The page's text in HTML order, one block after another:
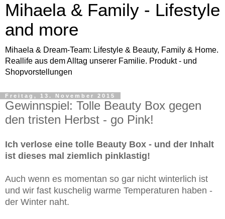
Mihaela & Family - Lifestyle
and more
Mihaela & Dream-Team: Lifestyle & Beauty, Family & Home.
Reallife aus dem Alltag unserer Familie. Produkt - und
Shopvorstellungen
Freitag, 13. November 2015
Gewinnspiel: Tolle Beauty Box gegen
den tristen Herbst - go Pink!
Ich verlose eine tolle Beauty Box - und der Inhalt
ist dieses mal ziemlich pinklastig!
Auch wenn es momentan so gar nicht winterlich ist
und wir fast kuschelig warme Temperaturen haben -
der Winter naht.